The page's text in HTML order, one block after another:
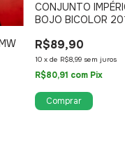
CONJUNTO
BOJO BICOLOR
R$89,90
10 x de R$8,99 sem juros
R$80,91 com Pix
Comprar